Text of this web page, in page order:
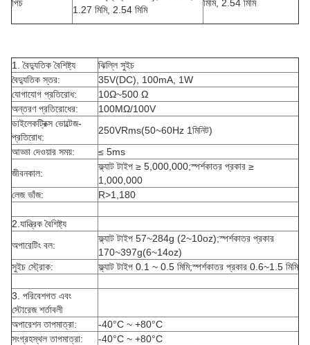
পিচ
1.27 মিমি, 2.54 মিমি
মিমি, 2.54 মিমি
1. বৈদ্যুতিক বৈশিষ্ট্য
ঝিল্লি সুইচ
বৈদ্যুতিক স্তর:
35V(DC), 100mA, 1W
যোগাযোগ প্রতিরোধ:
10Ω~500 Ω
অন্তরণ প্রতিরোধের:
100MΩ/100V
ডাইলেকট্রিক্স ভোল্টেজ-
প্রতিরোধ:
250VRms(50~60Hz 1মিনিট)
আড্ডা দেওয়ার সময়:
≤ 5ms
জীবনকাল:
ফ্ল্যাট টাইপ ≥ 5,000,000;স্পর্শকাতর প্রকার ≥
1,000,000
লেজ ভাঁজ:
R>1,180
2.যান্ত্রিক বৈশিষ্ট্য
অপারেটিং বল:
ফ্ল্যাট টাইপ 57~284g (2~10oz);স্পর্শকাতর প্রকার
170~397g(6~14oz)
সুইচ স্ট্রোক:
ফ্ল্যাট টাইপ 0.1 ~ 0.5 মিমি;স্পর্শকাতর প্রকার 0.6~1.5 মিমি
3. পরিবেশগত এবং
স্টোরেজ শর্তাবলী
অপারেশন তাপমাত্রা:
-40°C ~ +80°C
সংগ্রহস্থল তাপমাত্রা:
-40°C ~ +80°C